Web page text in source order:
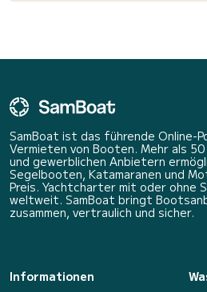
SamBoat ist das führende Online-
Vermieten von Booten. Mehr als
und gewerblichen Anbietern
Segelbooten, Katamaranen und
Preis. Yachtcharter mit oder ohne
weltweit. SamBoat bringt
zusammen, vertraulich und sicher.
Informationen